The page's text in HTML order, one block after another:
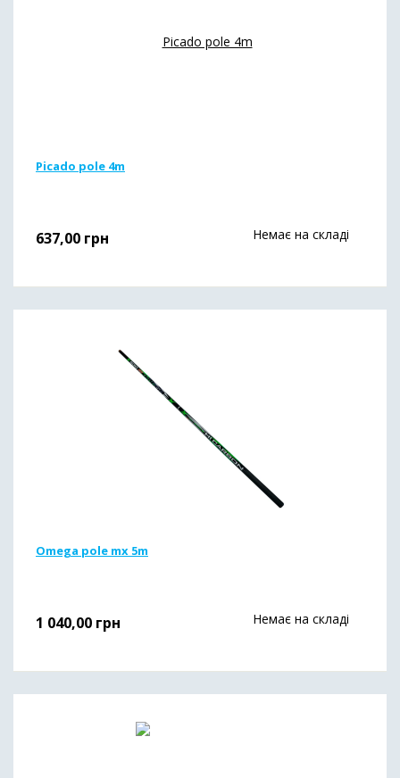
Picado pole 4m
637,00 грн Немає на складі
Omega pole mx 5m
1 040,00 грн Немає на складі